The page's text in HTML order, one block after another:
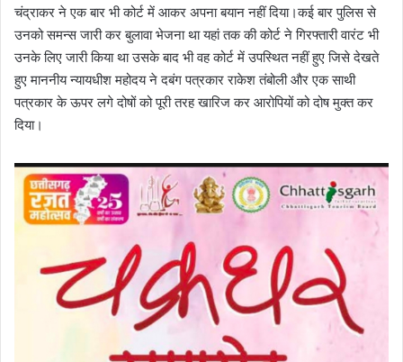
चंद्राकर ने एक बार भी कोर्ट में आकर अपना बयान नहीं दिया।कई बार पुलिस से
उनको समन्स जारी कर बुलावा भेजना था यहां तक की कोर्ट ने गिरफ्तारी वारंट भी
उनके लिए जारी किया था उसके बाद भी वह कोर्ट में उपस्थित नहीं हुए जिसे देखते
हुए माननीय न्यायधीश महोदय ने दबंग पत्रकार राकेश तंबोली और एक साथी
पत्रकार के ऊपर लगे दोषों को पूरी तरह खारिज कर आरोपियों को दोष मुक्त कर
दिया।